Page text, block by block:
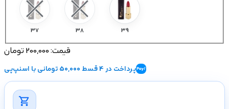
37 38 39
قیمت:
پرداخت در 4 قسط 50,000 تومانی با اسنپ‌پی
shopping_cart